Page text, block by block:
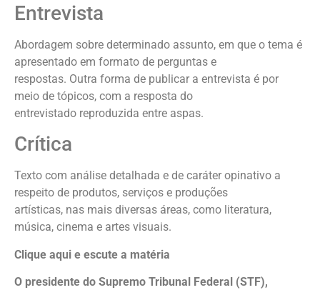
Entrevista
Abordagem sobre determinado assunto, em que o tema é
apresentado em formato de perguntas e
respostas. Outra forma de publicar a entrevista é por
meio de tópicos, com a resposta do
entrevistado reproduzida entre aspas.
Crítica
Texto com análise detalhada e de caráter opinativo a
respeito de produtos, serviços e produções
artísticas, nas mais diversas áreas, como literatura,
música, cinema e artes visuais.
Clique aqui e escute a matéria
O presidente do Supremo Tribunal Federal (STF),